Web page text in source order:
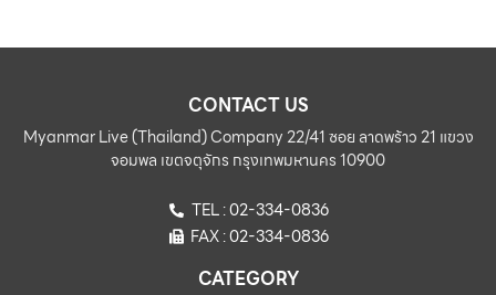
CONTACT US
Myanmar Live (Thailand) Company 22/41 ซอย ลาดพร้าว 21 แขวง
จอมพล เขตจตุจักร กรุงเทพมหานคร 10900
TEL : 02-334-0836
FAX : 02-334-0836
CATEGORY